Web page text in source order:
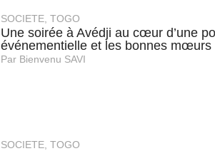
SOCIETE TOGO
Une soirée à Avédji au cœur d’une
événementielle et les bonnes mœurs
Par Bienvenu SAVI
SOCIETE TOGO